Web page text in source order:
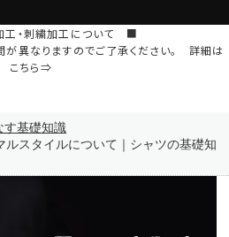
・刺繍加工について ■
が異なりますのでご了承ください。 詳細は
こちら⇒
す基礎知識
ルスタイルについて｜シャツの基礎知